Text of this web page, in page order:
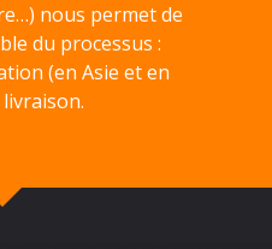
nous permet de
du processus :
(en Asie et en